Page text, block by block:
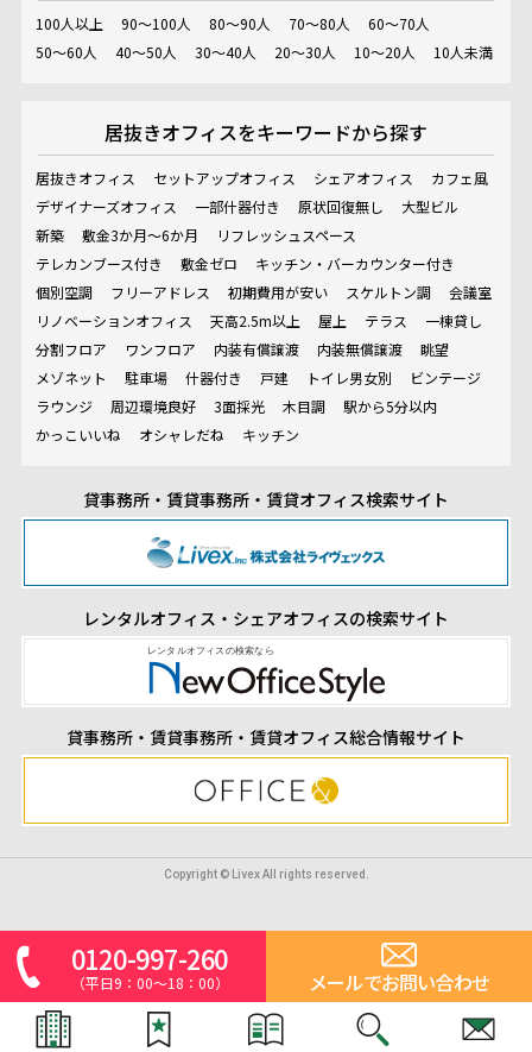
100人以上 90～100人 80～90人 70～80人
60～70人
50～60人
40～50人 30～40人 20～30人 10～20人 10人未満
居抜きオフィスをキーワードから探す
居抜きオフィス セットアップオフィス シェアオフィス
カフェ風
デザイナーズオフィス
一部什器付き 原状回復無し
大型ビル
新築
敷金3か月～6か月
リフレッシュスペース
テレカンブース付き
敷金ゼロ
キッチン・バーカウンター付き
個別空調
フリーアドレス 初期費用が安い スケルトン調
会議室
リノベーションオフィス
天高2.5m以上 屋上 テラス
一棟貸し
分割フロア
ワンフロア 内装有償譲渡 内装無償譲渡
眺望
メゾネット
駐車場 什器付き 戸建 トイレ男女別
ビンテージ
ラウンジ
周辺環境良好 3面採光 木目調
駅から5分以内
かっこいいね
オシャレだね キッチン
貸事務所・賃貸事務所・賃貸オフィス検索サイト
レンタルオフィス・シェアオフィスの検索サイト
貸事務所・賃貸事務所・賃貸オフィス総合情報サイト
Copyright © Livex All rights reserved.
0120-997-260
（平日9：00～18：00） メールでお問い合わせ